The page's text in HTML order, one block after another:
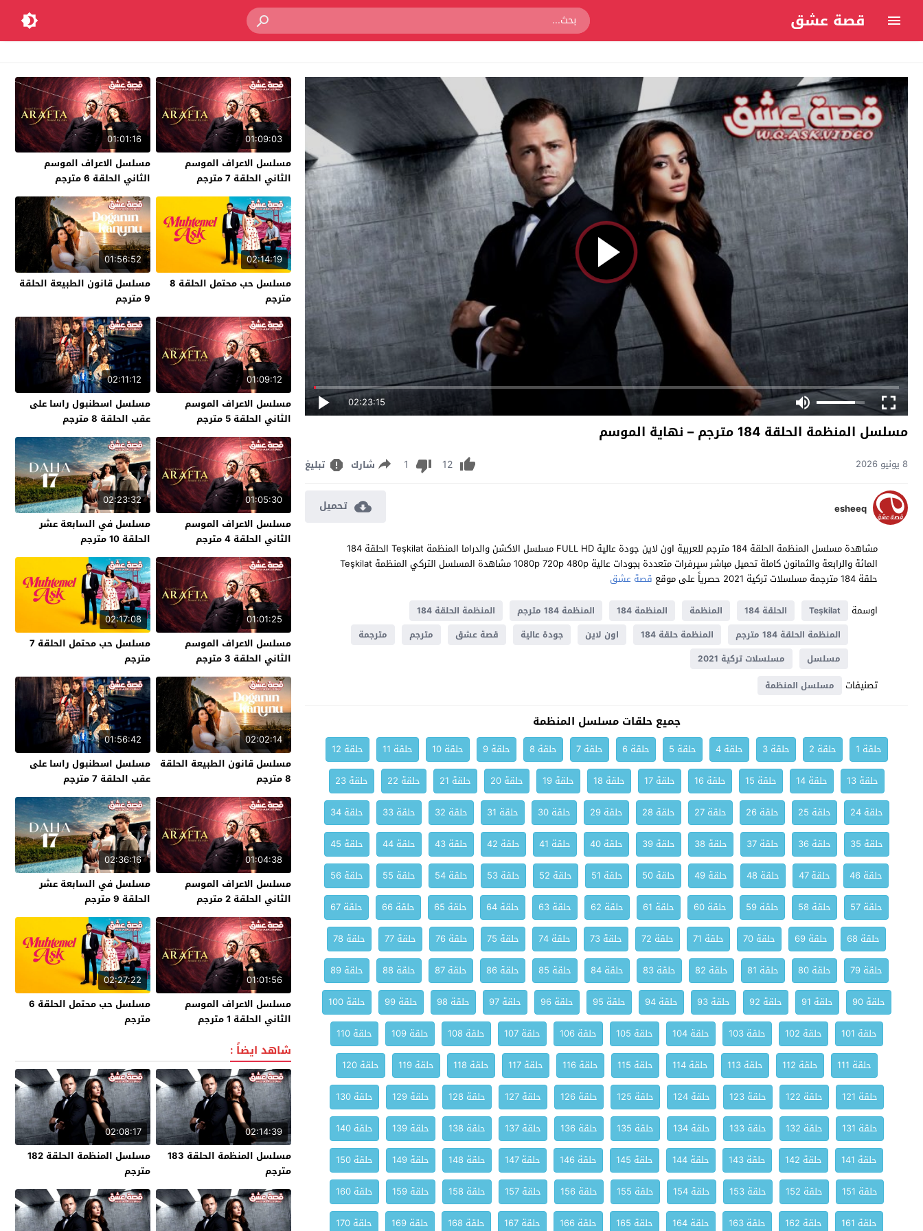
قصة عشق
02:23:15
مسلسل المنظمة الحلقة 184 مترجم – نهاية الموسم
8 يونيو 2026 12
1 شارك تبليغ
esheeq تحميل
مشاهدة مسلسل المنظمة الحلقة 184 مترجم للعربية اون لاين جودة عالية FULL HD مسلسل الاكشن والدراما المنظمة Teşkilat الحلقة 184
المائة والرابعة والثمانون كاملة تحميل مباشر سيرفرات متعددة بجودات عالية 1080p 720p 480p مشاهدة المسلسل التركي المنظمة Teşkilat
حلقة 184 مترجمة مسلسلات تركية 2021 حصرياً على موقع
قصة عشق
اوسمة
Teşkilat الحلقة 184 المنظمة المنظمة 184 المنظمة 184 مترجم
المنظمة الحلقة 184
المنظمة الحلقة 184 مترجم
المنظمة حلقة 184 اون لاين جودة عالية قصة عشق مترجم
مترجمة
مسلسل
مسلسلات تركية 2021
تصنيفات مسلسل المنظمة
جميع حلقات مسلسل المنظمة
حلقة 1 حلقة 2 حلقة 3 حلقة 4 حلقة 5 حلقة 6 حلقة 7 حلقة 8 حلقة 9 حلقة 10 حلقة 11
حلقة 12
حلقة 13
حلقة 14 حلقة 15 حلقة 16 حلقة 17 حلقة 18 حلقة 19 حلقة 20 حلقة 21 حلقة 22
حلقة 23
حلقة 24
حلقة 25 حلقة 26 حلقة 27 حلقة 28 حلقة 29 حلقة 30 حلقة 31 حلقة 32 حلقة 33
حلقة 34
حلقة 35
حلقة 36 حلقة 37 حلقة 38 حلقة 39 حلقة 40 حلقة 41 حلقة 42 حلقة 43 حلقة 44
حلقة 45
حلقة 46
حلقة 47 حلقة 48 حلقة 49 حلقة 50 حلقة 51 حلقة 52 حلقة 53 حلقة 54 حلقة 55
حلقة 56
حلقة 57
حلقة 58 حلقة 59 حلقة 60 حلقة 61 حلقة 62 حلقة 63 حلقة 64 حلقة 65 حلقة 66
حلقة 67
حلقة 68
حلقة 69 حلقة 70 حلقة 71 حلقة 72 حلقة 73 حلقة 74 حلقة 75 حلقة 76 حلقة 77
حلقة 78
حلقة 79
حلقة 80 حلقة 81 حلقة 82 حلقة 83 حلقة 84 حلقة 85 حلقة 86 حلقة 87 حلقة 88
حلقة 89
حلقة 90
حلقة 91 حلقة 92 حلقة 93 حلقة 94 حلقة 95 حلقة 96 حلقة 97 حلقة 98 حلقة 99
حلقة 100
حلقة 101
حلقة 102 حلقة 103 حلقة 104 حلقة 105 حلقة 106 حلقة 107 حلقة 108 حلقة 109
حلقة 110
حلقة 111
حلقة 112 حلقة 113 حلقة 114 حلقة 115 حلقة 116 حلقة 117 حلقة 118 حلقة 119
حلقة 120
حلقة 121
حلقة 122 حلقة 123 حلقة 124 حلقة 125 حلقة 126 حلقة 127 حلقة 128 حلقة 129
حلقة 130
حلقة 131
حلقة 132 حلقة 133 حلقة 134 حلقة 135 حلقة 136 حلقة 137 حلقة 138 حلقة 139
حلقة 140
حلقة 141
حلقة 142 حلقة 143 حلقة 144 حلقة 145 حلقة 146 حلقة 147 حلقة 148 حلقة 149
حلقة 150
حلقة 151
حلقة 152 حلقة 153 حلقة 154 حلقة 155 حلقة 156 حلقة 157 حلقة 158 حلقة 159
حلقة 160
حلقة 161
حلقة 162 حلقة 163 حلقة 164 حلقة 165 حلقة 166 حلقة 167 حلقة 168 حلقة 169 حلقة 170
01:09:03
مسلسل الاعراف الموسم
الثاني الحلقة 7 مترجم
01:01:16
مسلسل الاعراف الموسم
الثاني الحلقة 6 مترجم
02:14:19
مسلسل حب محتمل الحلقة 8
مترجم
01:56:52
مسلسل قانون الطبيعة الحلقة
9 مترجم
01:09:12
مسلسل الاعراف الموسم
الثاني الحلقة 5 مترجم
02:11:12
مسلسل اسطنبول راسا على
عقب الحلقة 8 مترجم
01:05:30
مسلسل الاعراف الموسم
الثاني الحلقة 4 مترجم
02:23:32
مسلسل في السابعة عشر
الحلقة 10 مترجم
01:01:25
مسلسل الاعراف الموسم
الثاني الحلقة 3 مترجم
02:17:08
مسلسل حب محتمل الحلقة 7
مترجم
02:02:14
مسلسل قانون الطبيعة الحلقة
8 مترجم
01:56:42
مسلسل اسطنبول راسا على
عقب الحلقة 7 مترجم
01:04:38
مسلسل الاعراف الموسم
الثاني الحلقة 2 مترجم
02:36:16
مسلسل في السابعة عشر
الحلقة 9 مترجم
01:01:56
مسلسل الاعراف الموسم
الثاني الحلقة 1 مترجم
02:27:22
مسلسل حب محتمل الحلقة 6
مترجم
شاهد ايضاً :
02:14:39
مسلسل المنظمة الحلقة 183
مترجم
02:08:17
مسلسل المنظمة الحلقة 182
مترجم